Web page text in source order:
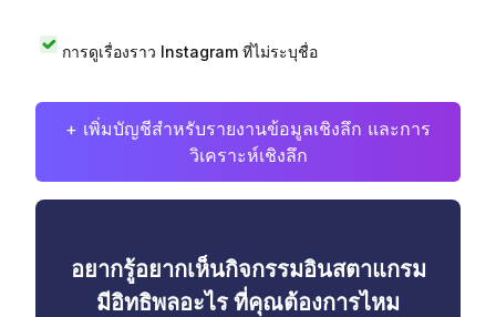
การดูเรื่องราว Instagram ที่ไม่ระบุชื่อ
+ เพิ่มบัญชีสำหรับรายงานข้อมูลเชิงลึก และการ
วิเคราะห์เชิงลึก
อยากรู้อยากเห็นกิจกรรมอินสตาแกรม
มีอิทธิพลอะไร ที่คุณต้องการไหม